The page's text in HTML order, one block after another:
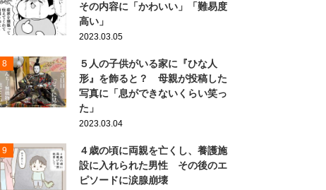
その内容に「かわいい」「難易度
高い」
2023.03.05
8
５人の子供がいる家に『ひな人
形』を飾ると？ 母親が投稿した
写真に「息ができないくらい笑っ
た」
2023.03.04
9
４歳の頃に両親を亡くし、養護施
設に入れられた男性 その後のエ
ピソードに涙腺崩壊